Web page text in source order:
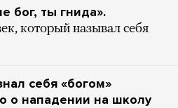
бог, ты гнида».
который называл себя
себя «богом»
о нападении на школу